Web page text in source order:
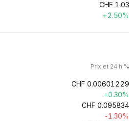
CHF 1.03
+2.50%
Prix et 24 h %
CHF 0.00601229
+0.30%
CHF 0.095834
-1.30%